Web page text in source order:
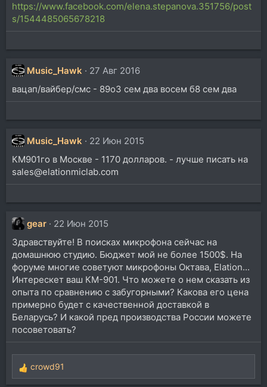
https://www.facebook.com/elena.stepanova.351756/post
s/1544485065678218
Music_Hawk
27 Авг 2016
вацап/вайбер/смс - 89оЗ сем два восем б8 сем два
Music_Hawk
22 Июн 2015
КМ901го в Москве - 1170 долларов. - лучше писать на
sales@elationmiclab.com
gear
22 Июн 2015
Здравствуйте! В поисках микрофона сейчас на
домашнюю студию. Бюджет мой не более 1500$. На
форуме многие советуют микрофоны Октава, Elation...
Интерескет ваш КМ-901. Что можете о нем сказать из
опыта по сравнению с забугорными? Какова его цена
примерно будет с качественной доставкой в
Беларусь? И какой пред производства России можете
посоветовать?
Р
е
crowd91